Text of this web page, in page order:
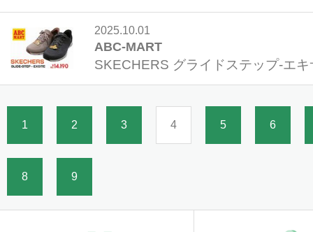
2025.10.01
ABC-MART
SKECHERS グライドステップ-エキ
1 2 3 4 5 6
8 9